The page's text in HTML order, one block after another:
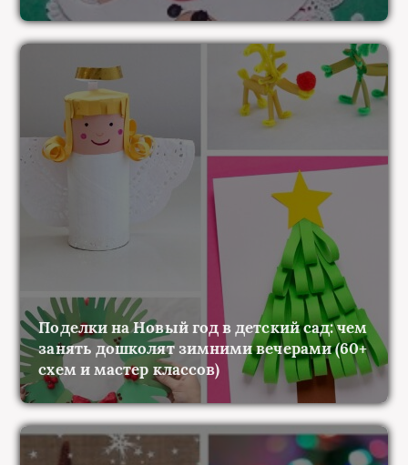
Поделки на Новый год в детский сад: чем
занять дошколят зимними вечерами (60+
схем и мастер классов)